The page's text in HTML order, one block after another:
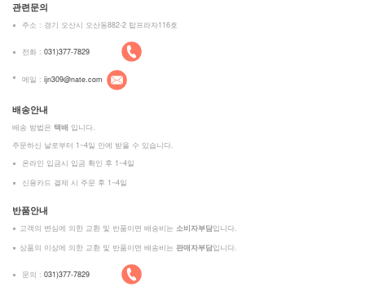
관련문의
주소 : 경기 오산시 오산동882-2 탑프라자116호
전화 : 031)377-7829
메일 : ijn309@nate.com
배송안내
배송 방법은 택배 입니다.
주문하신 날로부터 1~4일 안에 받을 수 있습니다.
온라인 입금시 입금 확인 후 1~4일
신용카드 결제 시 주문 후 1~4일
반품안내
고객의 변심에 의한 교환 및 반품이면 배송비는 소비자부담입니다.
상품의 이상에 의한 교환 및 반품이면 배송비는 판매자부담입니다.
문의 : 031)377-7829